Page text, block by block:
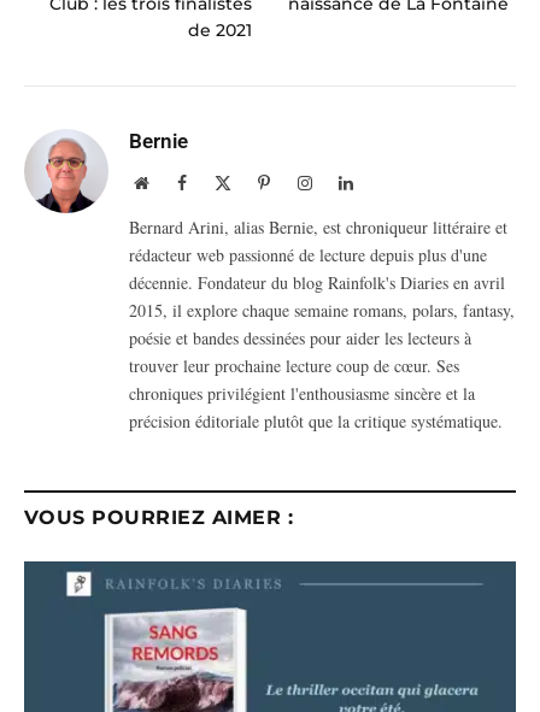
de 2021
Bernie
WebsiteFacebook PinterestInstagramLinkedIn
Bernard Arini, alias Bernie, est chroniqueur littéraire et
rédacteur web passionné de lecture depuis plus d'une
décennie. Fondateur du blog Rainfolk's Diaries en avril
2015, il explore chaque semaine romans, polars, fantasy,
poésie et bandes dessinées pour aider les lecteurs à
trouver leur prochaine lecture coup de cœur. Ses
chroniques privilégient l'enthousiasme sincère et la
précision éditoriale plutôt que la critique systématique.
VOUS POURRIEZ AIMER :